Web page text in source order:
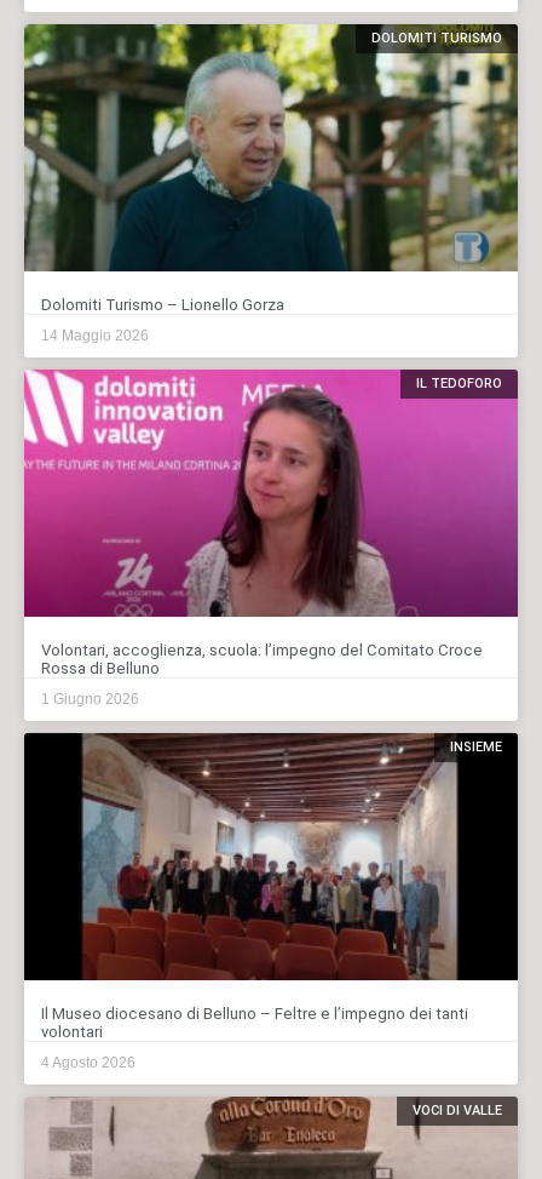
DOLOMITI TURISMO
Dolomiti Turismo – Lionello Gorza
14 Maggio 2026
IL TEDOFORO
Volontari, accoglienza, scuola: l’impegno del Comitato Croce
Rossa di Belluno
1 Giugno 2026
INSIEME
Il Museo diocesano di Belluno – Feltre e l’impegno dei tanti
volontari
4 Agosto 2026
VOCI DI VALLE